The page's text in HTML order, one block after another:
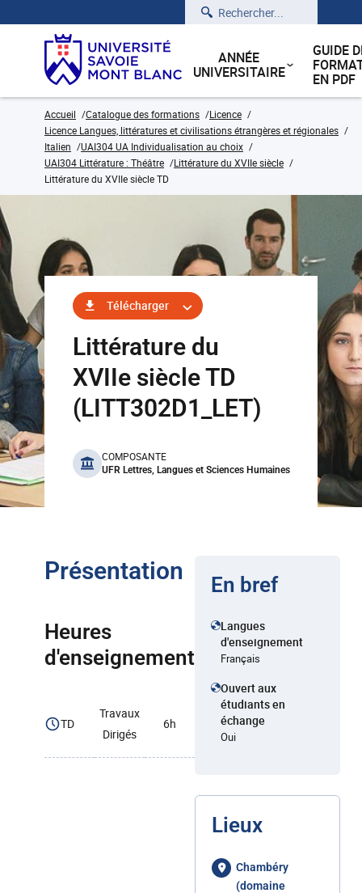
Rechercher
ANNÉE
UNIVERSITAIRE
GUIDE
EN PDF
Accueil Catalogue des formations
Licence
Licence Langues, littératures et civilisations étrangères et régionales
Italien
UAI304 UA Individualisation au choix
UAI304 Littérature : Théâtre
Littérature du XVIIe siècle
Littérature du XVIIe siècle TD
Télécharger
Littérature du
XVIIe siècle TD
(LITT302D1_LET)
benefits
COMPOSANTE
UFR Lettres, Langues et Sciences Humaines
Présentation
Heures
d'enseignement
TD
Travaux
Dirigés
6h
En bref
Langues
d'enseignement
Français
Ouvert aux
étudiants en
échange
Oui
Lieux
Chambéry
(domaine